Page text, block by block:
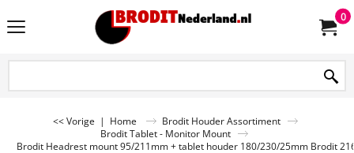
0
<< Vorige | Home
Brodit Houder Assortiment
Brodit Tablet - Monitor Mount
Brodit Headrest mount 95/211mm + tablet houder 180/230/25mm Brodit